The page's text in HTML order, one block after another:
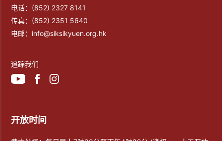
电话： (852) 2327 8141
传真： (852) 2351 5640
电邮： info@siksikyuen.org.hk
追踪我们
开放时间